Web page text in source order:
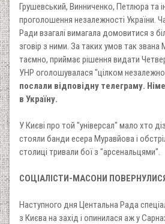
Грушевський, Винниченко, Петлюра та
проголошення незалежності України.
Ради взагалі вимагала домовитися з
зговір з ними. За таких умов так звана
таємно, приймає рішення видати
УНР оголошувалася "цілком
послали відповідну телеграму.
в Україну.
У Києві про той "універсал" мало хто
стояли банди есера Муравйова і
столиці тривали бої з "арсенальцями".
СОЦІАЛІСТИ-МАСОНИ
Наступного дня Центальна Рада
з Києва на захід і опинилася аж у